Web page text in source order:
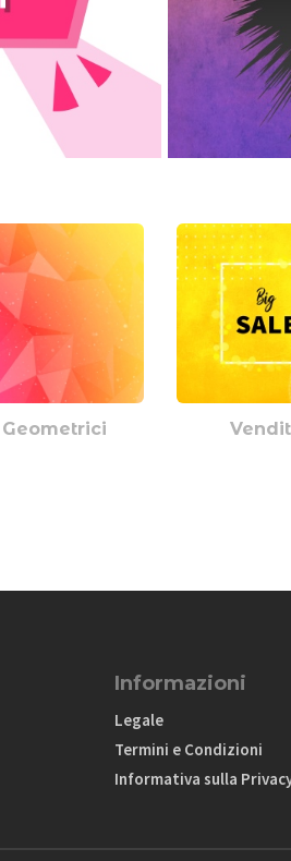
Geometrici
Informazioni
Legale
Termini e Condizioni
Informativa sulla